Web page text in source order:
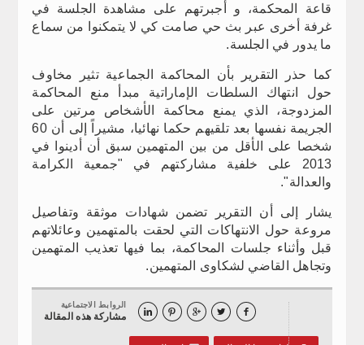
قاعة المحكمة، و أجبرتهم على مشاهدة الجلسة في
غرفة أخرى عبر بث حي صامت كي لا يتمكنوا من سماع
ما يدور في الجلسة.
كما حذر التقرير بأن المحاكمة الجماعية تثير مخاوف
حول انتهاك السلطات الإماراتية مبدأ منع المحاكمة
المزدوجة، الذي يمنع محاكمة الأشخاص مرتين على
الجريمة نفسها بعد تلقيهم حكما نهائيا، مشيراً إلى أن 60
شخصا على الأقل من بين المتهمين سبق أن أدينوا في
2013 على خلفية مشاركتهم في "جمعية الكرامة
والعدالة".
يشار إلى أن التقرير تضمن شهادات موثقة وتفاصيل
مروعة حول الانتهاكات التي لحقت بالمتهمين وعائلاتهم
قبل وأثناء جلسات المحاكمة، بما فيها تعذيب المتهمين
وتجاهل القاضي لشكاوى المتهمين.
الروابط الاجتماعية
مشاركة هذه المقالة 



